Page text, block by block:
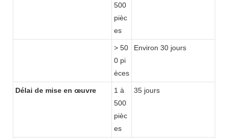
500
pièc
es
> 50
0 pi
èces
Environ 30 jours
Délai de mise en œuvre
1 à
500
pièc
es
35 jours